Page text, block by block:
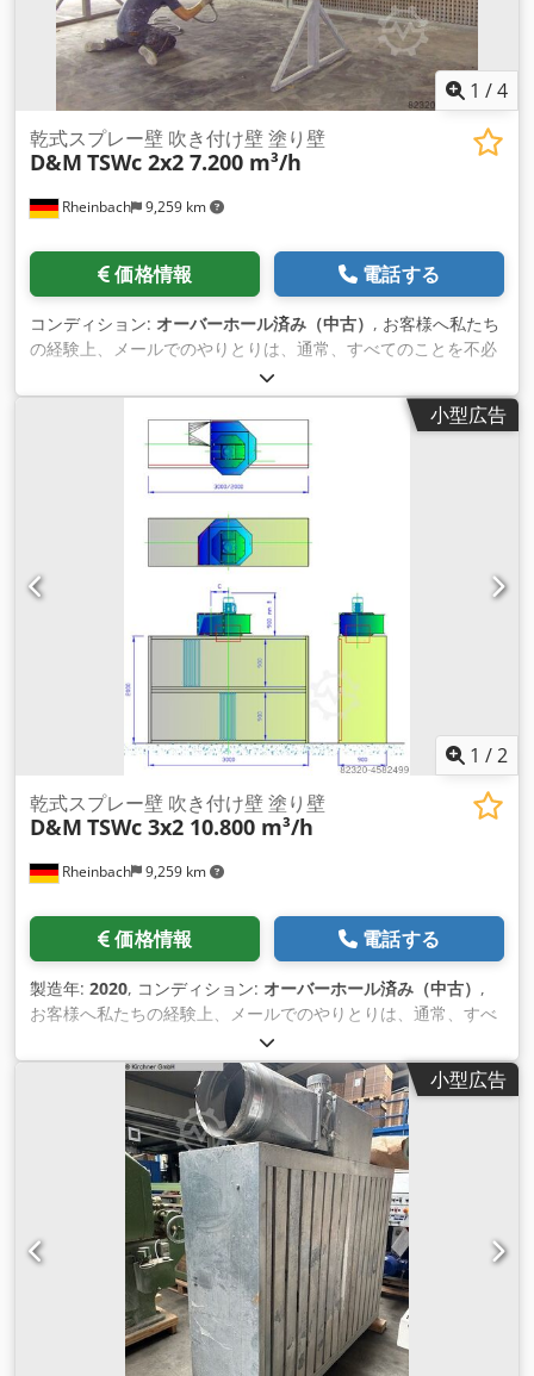
1 /4
Rheinbach 9,259 km
乾式スプレー壁 吹き付け壁 塗り壁
D&M TSWc 2x2 7.200 m³/h
価格情報 電話する
コンディション: オーバーホール済み（中古） , お客様へ私たち
の経験上、メールでのやりとりは、通常、すべてのことを不必
要に引き延ばしてしまうことがわかっています。 私たちはお客
様のお役に立てればと思いますが、3日間もメールを書き続け
るよりも、3分間の電話でのやり取りの方が良いと思います。
TSWc 20.20 ドライバルクヘッド 寸法2000 x 2000 mm 幅 x 高
さ 高さの+ファン 空気容量：7,200 m³ / h モーター1,50 kW 耐
圧 排気管400 Ø mm Dedpfjfn Ndcjx Akiock 奥行き：900mm
二重ろ過: ペーパー フィルター + ろ過 ペイントストップフィル
ターマットオーバー ターミナルストリップ（+150,- EURネット
オプション/追加価格のための。 ペイントストップフィルター
マット端子帯.150,- EURの純 ヒンジ付きサイドバッフルプレー
ト: 590,- EUR net 写真は異なる場合があります。 我々はま
た、供給空気システム、熱交換器、供給空気の天井、配管など
を備えた完全な噴霧室を提供することができます。 お問い合わ
せください。
小型広告
1 /2
Rheinbach 9,259 km
乾式スプレー壁 吹き付け壁 塗り壁
D&M TSWc 3x2 10.800 m³/h
価格情報 電話する
製造年: 2020, コンディション: オーバーホール済み（中古） ,
お客様へ私たちの経験上、メールでのやりとりは、通常、すべ
てのことを不必要に引き延ばしてしまうことがわかっていま
す。 私たちはあなたを迅速に助けたいと思っていますが、3日
もメールを書いて往復するよりも、電話で3分を費やした方が
良いでしょう。 T.S.W.C. 30.20 ドライバルクヘッド 寸法3000
x 2000 mm 幅 x 高さ 高さの+ファン 空気容量：10.800 m³ / h
モーター：2,20 kW防爆 排気管。500 Ø mm 奥行き：900mm
二重ろ過: ペーパー フィルター + ろ過 ペイントストップフィル
ターマットオーバー ターミナルストリップ (+180,- EUR net) オ
プション/追加価格のための。 Dcodpfxjfn Ndde Akiok ペイン
トストップフィルターマット端子帯.180,- EURネット ヒンジ付
きサイドバッフルプレート: 590,- EUR net 写真は異なる場合が
あります。 我々はまた、供給空気システム、熱交換器、供給空
気の天井、配管などを備えた完全な噴霧室を提供することがで
きます。 お問い合わせください。
小型広告